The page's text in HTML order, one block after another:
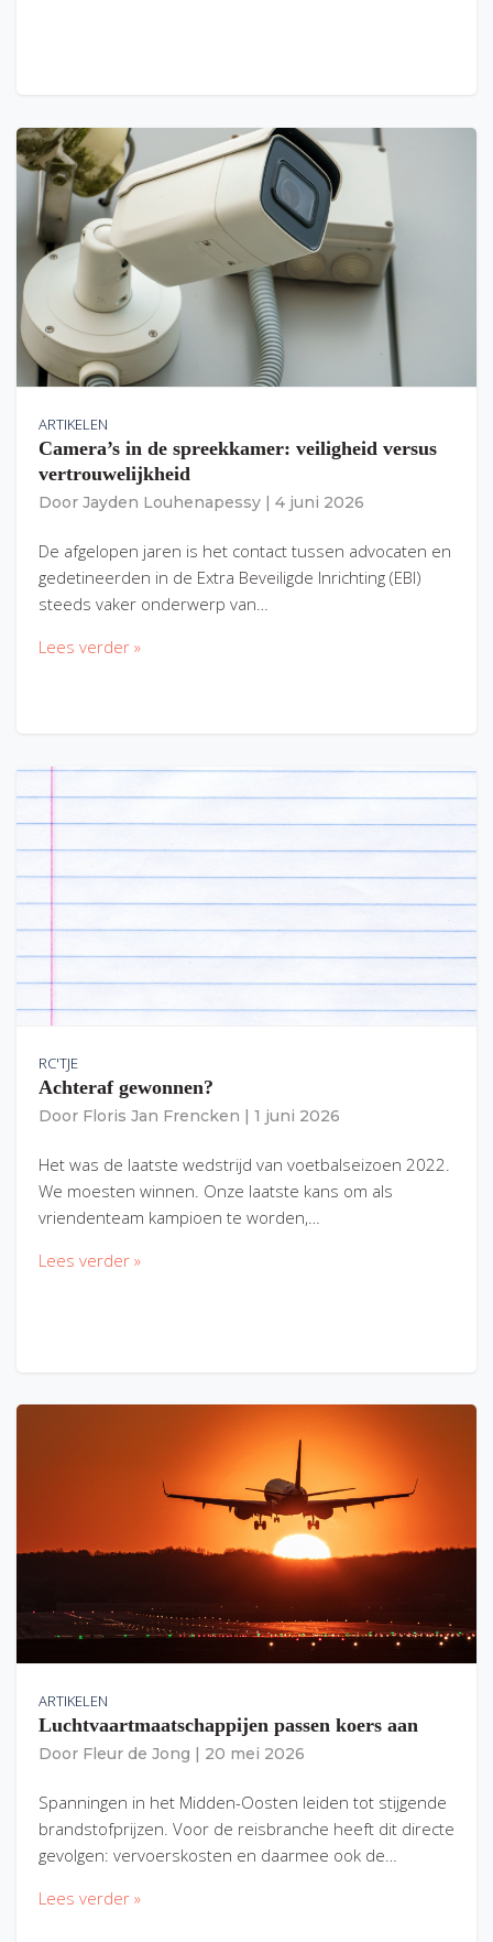
ARTIKELEN
Camera’s in de spreekkamer: veiligheid versus
vertrouwelijkheid
Door Jayden Louhenapessy 4 juni 2026
De afgelopen jaren is het contact tussen advocaten en
gedetineerden in de Extra Beveiligde Inrichting (EBI)
steeds vaker onderwerp van…
Lees verder »
RC'TJE
Achteraf gewonnen?
Door Floris Jan Frencken 1 juni 2026
Het was de laatste wedstrijd van voetbalseizoen 2022.
We moesten winnen. Onze laatste kans om als
vriendenteam kampioen te worden,…
Lees verder »
ARTIKELEN
Luchtvaartmaatschappijen passen koers aan
Door Fleur de Jong 20 mei 2026
Spanningen in het Midden-Oosten leiden tot stijgende
brandstofprijzen. Voor de reisbranche heeft dit directe
gevolgen: vervoerskosten en daarmee ook de…
Lees verder »